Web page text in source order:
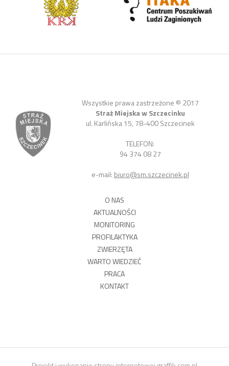
Wszystkie prawa zastrzeżone © 2017
Straż Miejska w Szczecinku
ul. Karlińska 15, 78-400 Szczecinek
TELEFON:
94 374 08 27
e-mail: biuro@sm.szczecinek.pl
O NAS
AKTUALNOŚCI
MONITORING
PROFILAKTYKA
ZWIERZĘTA
WARTO WIEDZIEĆ
PRACA
KONTAKT